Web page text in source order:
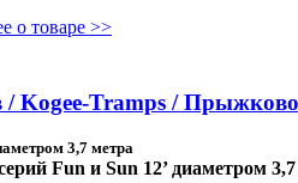
о товаре >>
Tramps /
3,7 метра
Fun и Sun 12’ диаметром